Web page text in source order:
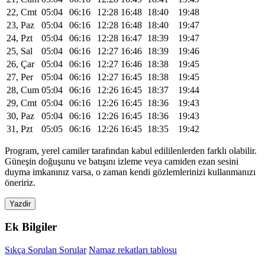
22, Cmt 05:04 06:16 12:28 16:48 18:40
19:48
23, Paz
05:04 06:16 12:28 16:48 18:40
19:47
24, Pzt
05:04 06:16 12:28 16:47 18:39
19:47
25, Sal
05:04 06:16 12:27 16:46 18:39
19:46
26, Çar
05:04 06:16 12:27 16:46 18:38
19:45
27, Per
05:04 06:16 12:27 16:45 18:38
19:45
28, Cum 05:04 06:16 12:26 16:45 18:37
19:44
29, Cmt 05:04 06:16 12:26 16:45 18:36
19:43
30, Paz
05:04 06:16 12:26 16:45 18:36
19:43
31, Pzt
05:05 06:16 12:26 16:45 18:35 19:42
Program, yerel camiler tarafından kabul edililenlerden farklı olabilir.
Güneşin doğuşunu ve batışını izleme veya camiden ezan sesini
duyma imkanınız varsa, o zaman kendi gözlemlerinizi kullanmanızı
öneririz.
Yazdir
Ek Bilgiler
Sıkça Sorulan Sorular Namaz rekatları tablosu